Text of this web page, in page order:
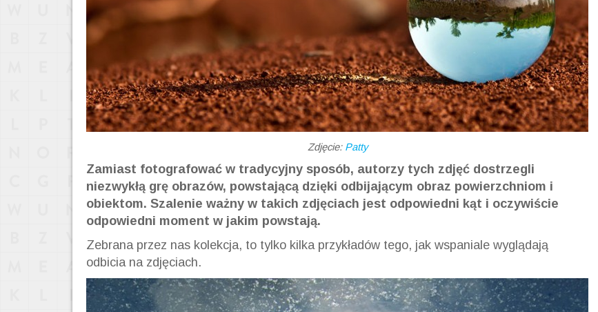
Zdjęcie: Patty
Zamiast fotografować w tradycyjny sposób, autorzy tych zdjęć dostrzegli
niezwykłą grę obrazów, powstającą dzięki odbijającym obraz powierzchniom i
obiektom. Szalenie ważny w takich zdjęciach jest odpowiedni kąt i oczywiście
odpowiedni moment w jakim powstają.
Zebrana przez nas kolekcja, to tylko kilka przykładów tego, jak wspaniale wyglądają
odbicia na zdjęciach.